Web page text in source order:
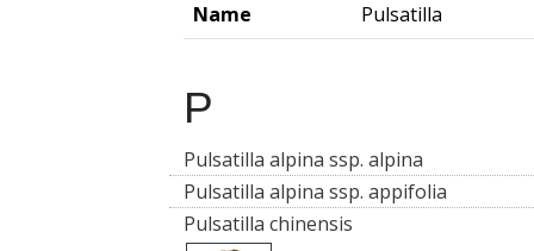
Name Pulsatilla
P
Pulsatilla alpina ssp. alpina
Pulsatilla alpina ssp. appifolia
Pulsatilla chinensis